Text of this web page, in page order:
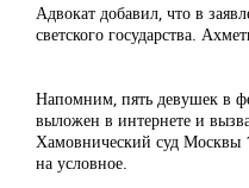
Адвокат добавил, что в
светского государства.
Напомним, пять девушек в
выложен в интернете и
Хамовнический суд Москвы
на условное.